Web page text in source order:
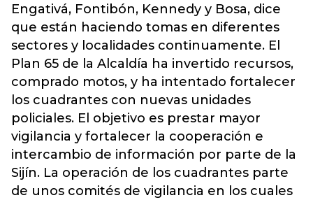
Engativá, Fontibón, Kennedy y Bosa, dice
que están haciendo tomas en diferentes
sectores y localidades continuamente. El
Plan 65 de la Alcaldía ha invertido recursos,
comprado motos, y ha intentado fortalecer
los cuadrantes con nuevas unidades
policiales. El objetivo es prestar mayor
vigilancia y fortalecer la cooperación e
intercambio de información por parte de la
Sijín. La operación de los cuadrantes parte
de unos comités de vigilancia en los cuales